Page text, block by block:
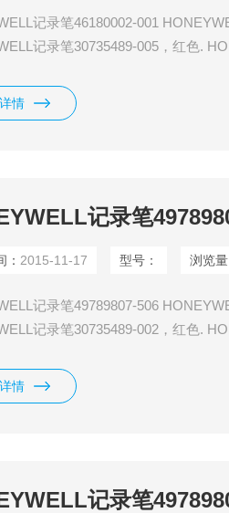
记录笔46180002-001
记录笔30735489-005，红色.
情
记录笔
： 2015-11-17 型号： 浏览量
记录笔49789807-506
记录笔30735489-002，红色.
记录笔30735489-006，绿色.
情
记录笔